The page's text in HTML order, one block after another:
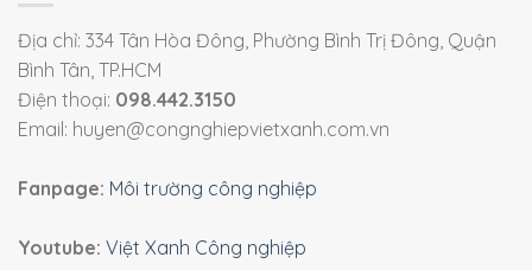
Địa chỉ: 334 Tân Hòa Đông, Phường Bình Trị Đông, Quận
Bình Tân, TP.HCM
Điện thoại: 098.442.3150
Email: huyen@congnghiepvietxanh.com.vn
Fanpage: Môi trường công nghiệp
Youtube: Việt Xanh Công nghiệp